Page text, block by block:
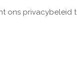
ons privacybeleid